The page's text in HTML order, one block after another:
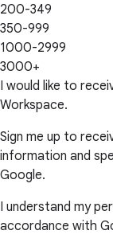
200-349
350-999
1000-2999
3000+
I would like to
Workspace.
Sign me up to
information and
Google.
I understand my
accordance with